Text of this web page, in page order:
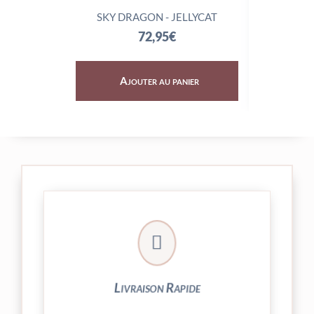
SKY DRAGON - JELLYCAT
72,95€
Ajouter au panier

Livraison Rapide
Votre commande est expédiée sous
24/48h et livrée par Colissimo.